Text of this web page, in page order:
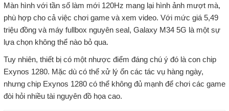
Màn hình với tần số làm mới 120Hz mang lại hình ảnh mượt mà,
phù hợp cho cả việc chơi game và xem video. Với mức giá 5,49
triệu đồng và máy fullbox nguyên seal, Galaxy M34 5G là một sự
lựa chọn không thể nào bỏ qua.
Tuy nhiên, thiết bị có một nhược điểm đáng chú ý đó là con chip
Exynos 1280. Mặc dù có thể xử lý ổn các tác vụ hàng ngày,
nhưng chip Exynos 1280 có thể không đủ mạnh để chơi các game
đòi hỏi nhiều tài nguyên đồ họa cao.